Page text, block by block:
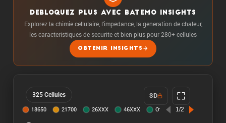
DEBLOQUEZ PLUS AVEC BATEMO INSIGHTS
Explorez la chimie cellulaire, l'impedance, la generation de chaleur,
les caracteristiques de securite et bien plus pour 280+ cellules
OBTENIR INSIGHTS
325 Cellules 3D